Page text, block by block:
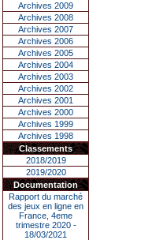
Archives 2009
Archives 2008
Archives 2007
Archives 2006
Archives 2005
Archives 2004
Archives 2003
Archives 2002
Archives 2001
Archives 2000
Archives 1999
Archives 1998
Classements
2018/2019
2019/2020
Documentation
Rapport du marché
des jeux en ligne en
France, 4eme
trimestre 2020 -
18/03/2021